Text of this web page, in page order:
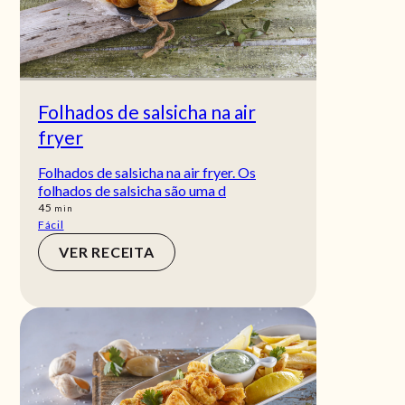
Folhados de salsicha na air
fryer
Folhados de salsicha na air fryer. Os
folhados de salsicha são uma d
45 min
min
Fácil
VER RECEITA